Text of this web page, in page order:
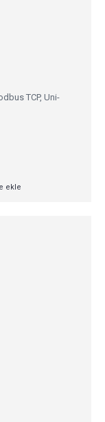
TCP, Uni-
ekle